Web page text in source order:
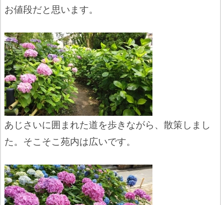
お値段だと思います。
あじさいに囲まれた道を歩きながら、散策しまし
た。そこそこ苑内は広いです。